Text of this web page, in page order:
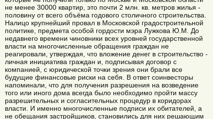
не менее 30000 квартир, это почти 2 млн. кв. метров жилья -
половину от всего объёма годового столичного строительства.
Налицо крупнейший провал в Московской градостроительной
политике, предмета особой гордости мэра Лужкова Ю.М. До
недавнего времени чиновники всех уровней государственной
власти на многочисленные обращения граждан не
реагировали, утверждая, что вложение денег в строительство -
личная инициатива граждан и, подписывая договор с
компанией, с юридической точки зрения они брали все
будущие финансовые риски на себя. В ответ соинвесторы
напоминали, что для получения разрешения на возведение
того или иного дома всегда было необходимо пройти массу
разрешительных и согласительных процедур в коридорах
власти. И именно многочисленные подписи их обитателей, а
не обещания застройщиков, становились для них решающим